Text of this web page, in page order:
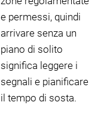
e permessi, quindi
arrivare senza un
piano di solito
significa leggere i
segnali e pianificare
il tempo di sosta.